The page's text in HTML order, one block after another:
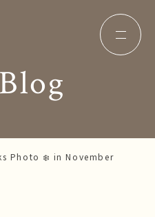
コンセプト
ダー中敷き
会社概要
Photo ❄️ in November